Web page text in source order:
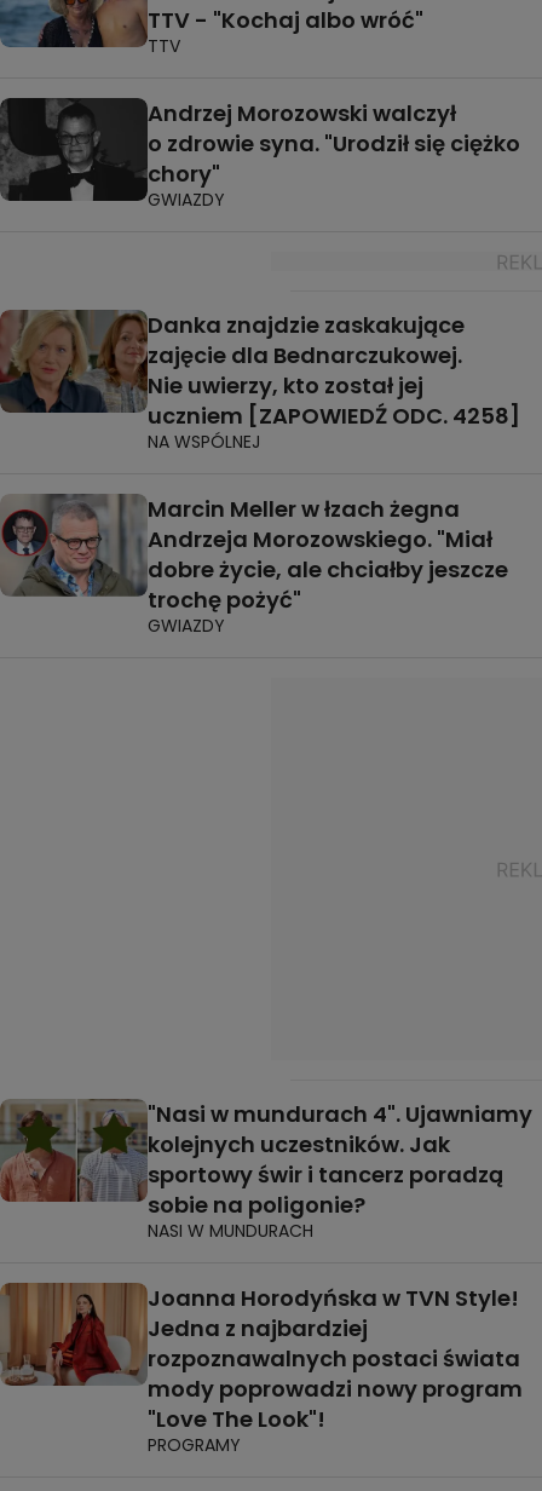
TTV - "Kochaj albo wróć"
TTV
Andrzej Morozowski walczył
o zdrowie syna. "Urodził się ciężko
chory"
GWIAZDY
Danka znajdzie zaskakujące
zajęcie dla Bednarczukowej.
Nie uwierzy, kto został jej
uczniem [ZAPOWIEDŹ ODC. 4258]
NA WSPÓLNEJ
Marcin Meller w łzach żegna
Andrzeja Morozowskiego. "Miał
dobre życie, ale chciałby jeszcze
trochę pożyć"
GWIAZDY
"Nasi w mundurach 4". Ujawniamy
kolejnych uczestników. Jak
sportowy świr i tancerz poradzą
sobie na poligonie?
NASI W MUNDURACH
Joanna Horodyńska w TVN Style!
Jedna z najbardziej
rozpoznawalnych postaci świata
mody poprowadzi nowy program
"Love The Look"!
PROGRAMY